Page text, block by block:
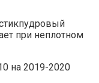
при неплотном